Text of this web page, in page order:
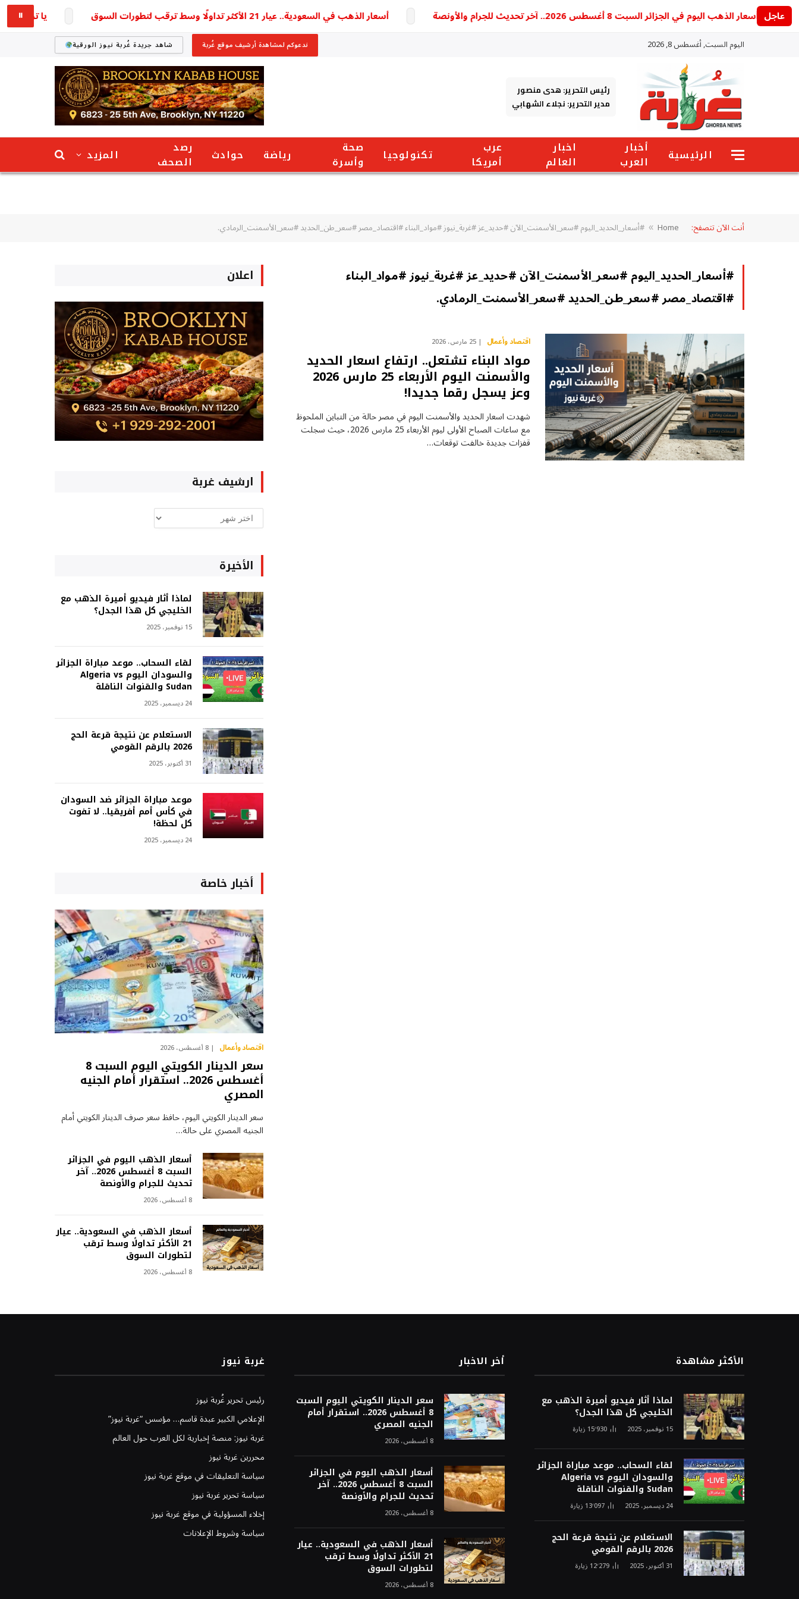
عاجل
أسعار الذهب اليوم في الجزائر السبت 8 أغسطس 2026.. آخر تحديث للجرام والأونصة أسعار الذهب في السعودية.. عيار 21 الأكثر تداولًا وسط ترقب لتطورات السوق يا ترى وصل⏸
اليوم السبت, أغسطس 8, 2026 ندعوكم لمشاهدة أرشيف موقع غُربة شاهد جريدة غُربة نيوز الورقية
رئيس التحرير: هدى منصور
مدير التحرير: نجلاء الشهابي
الرئيسية
أخبار
العرب
اخبار
العالم
عرب
أمريكا
تكنولوجيا
صحة
وأسرة
رياضة حوادث
رصد
الصحف
المزيد
أنت الآن تتصفح: Home
» #أسعار_الحديد_اليوم #سعر_الأسمنت_الآن #حديد_عز #غربة_نيوز #مواد_البناء #اقتصاد_مصر #سعر_طن_الحديد #سعر_الأسمنت_الرمادي.
#أسعار_الحديد_اليوم #سعر_الأسمنت_الآن #حديد_عز #غربة_نيوز #مواد_البناء
#اقتصاد_مصر #سعر_طن_الحديد #سعر_الأسمنت_الرمادي.
اقتصاد وأعمال 25 مارس، 2026
مواد البناء تشتعل.. ارتفاع اسعار الحديد
والأسمنت اليوم الأربعاء 25 مارس 2026
وعز يسجل رقما جديدا!
شهدت اسعار الحديد والأسمنت اليوم في مصر حالة من التباين الملحوظ
مع ساعات الصباح الأولى ليوم الأربعاء 25 مارس 2026، حيث سجلت
قفزات جديدة خالفت توقعات…
اعلان
ارشيف غربة
ارشيف
غربة
الأخيرة
لماذا أثار فيديو أميرة الذهب مع
الخليجي كل هذا الجدل؟
15 نوفمبر، 2025
لقاء السحاب.. موعد مباراة الجزائر
والسودان اليوم Algeria vs
Sudan والقنوات الناقلة
24 ديسمبر، 2025
الاستعلام عن نتيجة قرعة الحج
2026 بالرقم القومي
31 أكتوبر، 2025
موعد مباراة الجزائر ضد السودان
في كأس أمم أفريقيا.. لا تفوت
كل لحظة!
24 ديسمبر، 2025
أخبار خاصة
اقتصاد وأعمال 8 أغسطس، 2026
سعر الدينار الكويتي اليوم السبت 8
أغسطس 2026.. استقرار أمام الجنيه
المصري
سعر الدينار الكويتي اليوم، حافظ سعر صرف الدينار الكويتي أمام
الجنيه المصري على حالة…
أسعار الذهب اليوم في الجزائر
السبت 8 أغسطس 2026.. آخر
تحديث للجرام والأونصة
8 أغسطس، 2026
أسعار الذهب في السعودية.. عيار
21 الأكثر تداولًا وسط ترقب
لتطورات السوق
8 أغسطس، 2026
الأكثر مشاهدة
لماذا أثار فيديو أميرة الذهب مع
الخليجي كل هذا الجدل؟
15 نوفمبر، 2025 15٬930 زيارة
لقاء السحاب.. موعد مباراة الجزائر
والسودان اليوم Algeria vs
Sudan والقنوات الناقلة
24 ديسمبر، 2025 13٬097 زيارة
الاستعلام عن نتيجة قرعة الحج
2026 بالرقم القومي
31 أكتوبر، 2025 12٬279 زيارة
أخر الاخبار
سعر الدينار الكويتي اليوم السبت
8 أغسطس 2026.. استقرار أمام
الجنيه المصري
8 أغسطس، 2026
أسعار الذهب اليوم في الجزائر
السبت 8 أغسطس 2026.. آخر
تحديث للجرام والأونصة
8 أغسطس، 2026
أسعار الذهب في السعودية.. عيار
21 الأكثر تداولًا وسط ترقب
لتطورات السوق
8 أغسطس، 2026
غربة نيوز
رئيس تحرير غُربة نيوز
الإعلامي الكبير عبدة قاسم… مؤسس “غربة نيوز”
غربة نيوز: منصة إخبارية لكل العرب حول العالم
محررين غربة نيوز
سياسة التعليقات في موقع غربة نيوز
سياسة تحرير غربة نيوز
إخلاء المسؤولية في موقع غربة نيوز
سياسة وشروط الإعلانات